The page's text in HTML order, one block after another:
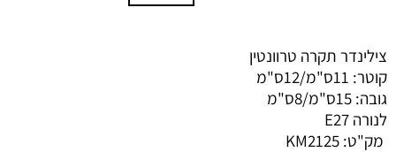
צילינדר תקרה טרוונטין
קוטר: 11ס"מ/12ס"מ
גובה: 15ס"מ/8ס"מ
לנורה E27
מק"ט: KM2125